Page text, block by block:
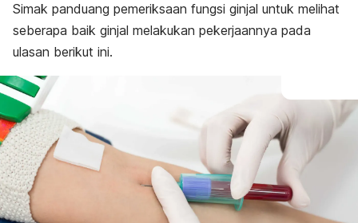
Simak panduang pemeriksaan fungsi ginjal untuk melihat
seberapa baik ginjal melakukan pekerjaannya pada
ulasan berikut ini.